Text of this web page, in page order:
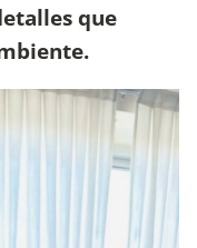
que